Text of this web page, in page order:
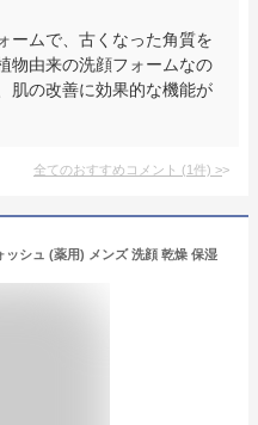
ームで、古くなった角質を
物由来の洗顔フォームなの
肌の改善に効果的な機能が
全てのおすすめコメント (1件) >
シュ (薬用) メンズ 洗顔 乾燥 保湿